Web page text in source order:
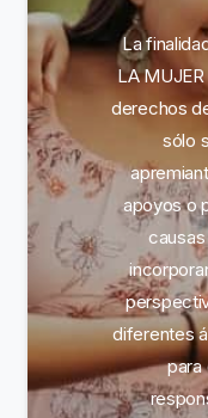
La
LA
derechos
sólo
apoyos o
diferentes
para